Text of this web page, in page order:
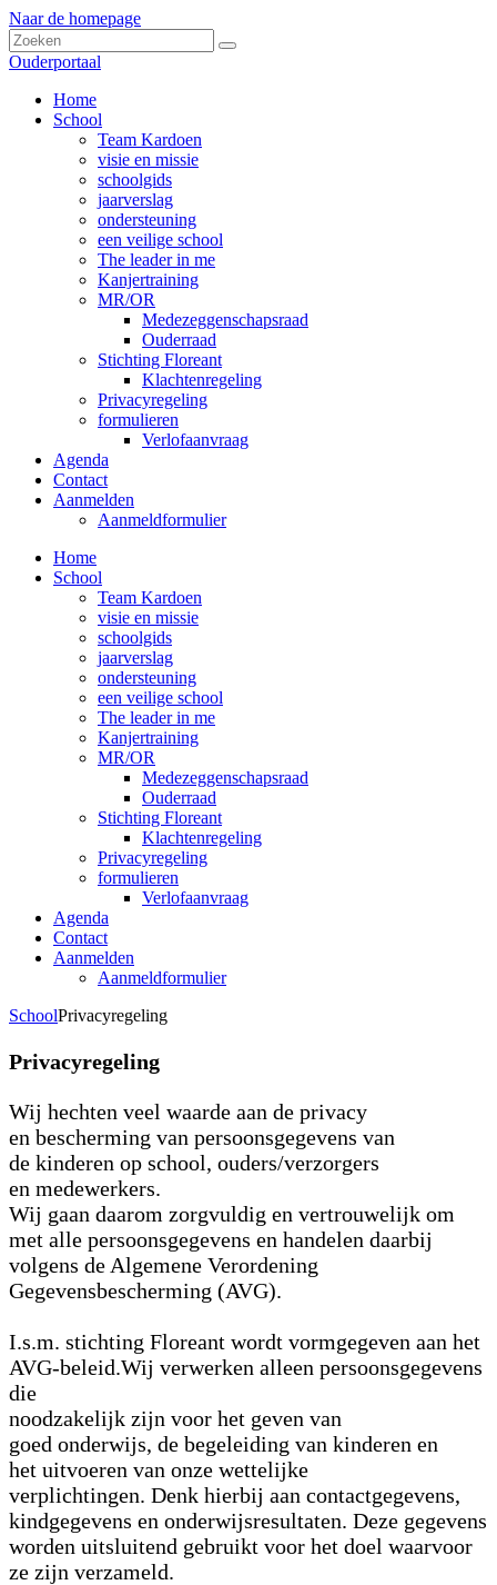
Naar de homepage
Ouderportaal
Home
School
Team Kardoen
visie en missie
schoolgids
jaarverslag
ondersteuning
een veilige school
The leader in me
Kanjertraining
MR/OR
Medezeggenschapsraad
Ouderraad
Stichting Floreant
Klachtenregeling
Privacyregeling
formulieren
Verlofaanvraag
Agenda
Contact
Aanmelden
Aanmeldformulier
Home
School
Team Kardoen
visie en missie
schoolgids
jaarverslag
ondersteuning
een veilige school
The leader in me
Kanjertraining
MR/OR
Medezeggenschapsraad
Ouderraad
Stichting Floreant
Klachtenregeling
Privacyregeling
formulieren
Verlofaanvraag
Agenda
Contact
Aanmelden
Aanmeldformulier
SchoolPrivacyregeling
Privacyregeling
Wij hechten veel waarde aan de privacy
en bescherming van persoonsgegevens van
de kinderen op school, ouders/verzorgers
en medewerkers.
Wij gaan daarom zorgvuldig en vertrouwelijk om
met alle persoonsgegevens en handelen daarbij
volgens de Algemene Verordening
Gegevensbescherming (AVG).
I.s.m. stichting Floreant wordt vormgegeven aan het
AVG-beleid.Wij verwerken alleen persoonsgegevens
die
noodzakelijk zijn voor het geven van
goed onderwijs, de begeleiding van kinderen en
het uitvoeren van onze wettelijke
verplichtingen. Denk hierbij aan contactgegevens,
kindgegevens en onderwijsresultaten. Deze gegevens
worden uitsluitend gebruikt voor het doel waarvoor
ze zijn verzameld.